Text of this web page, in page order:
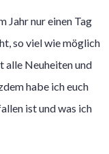
Jahr nur einen Tag
so viel wie möglich
alle Neuheiten und
habe ich euch
ist und was ich